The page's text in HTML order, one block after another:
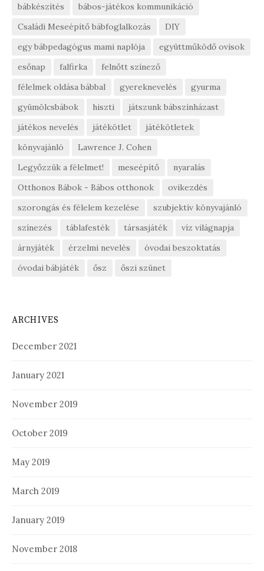
bábkészítés
bábos-játékos kommunikáció
Családi Meseépítő bábfoglalkozás
DIY
egy bábpedagógus mami naplója
együttműködő ovisok
esőnap
falfirka
felnőtt színező
félelmek oldása bábbal
gyereknevelés
gyurma
gyümölcsbábok
hiszti
játszunk bábszínházast
játékos nevelés
játékötlet
játékötletek
könyvajánló
Lawrence J. Cohen
Legyőzzük a félelmet!
meseépítő
nyaralás
Otthonos Bábok - Bábos otthonok
ovikezdés
szorongás és félelem kezelése
szubjektív könyvajánló
színezés
táblafesték társasjáték
víz világnapja
árnyjáték
érzelmi nevelés
óvodai beszoktatás
óvodai bábjáték
ősz őszi szünet
ARCHIVES
December 2021
January 2021
November 2019
October 2019
May 2019
March 2019
January 2019
November 2018